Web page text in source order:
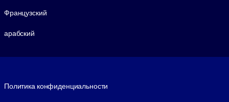
Французский
арабский
Политика конфиденциальности